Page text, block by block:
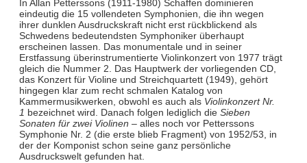
In Allan Petterssons (1911-1980) Schaffen dominieren
eindeutig die 15 vollendeten Symphonien, die ihn wegen
ihrer dunklen Ausdruckskraft nicht erst rückblickend als
Schwedens bedeutendsten Symphoniker überhaupt
erscheinen lassen. Das monumentale und in seiner
Erstfassung überinstrumentierte Violinkonzert von 1977 trägt
gleich die Nummer 2. Das Hauptwerk der vorliegenden CD,
das Konzert für Violine und Streichquartett (1949), gehört
hingegen klar zum recht schmalen Katalog von
Kammermusikwerken, obwohl es auch als Violinkonzert Nr.
1 bezeichnet wird. Danach folgen lediglich die Sieben
Sonaten für zwei Violinen – alles noch vor Petterssons
Symphonie Nr. 2 (die erste blieb Fragment) von 1952/53, in
der der Komponist schon seine ganz persönliche
Ausdruckswelt gefunden hat.